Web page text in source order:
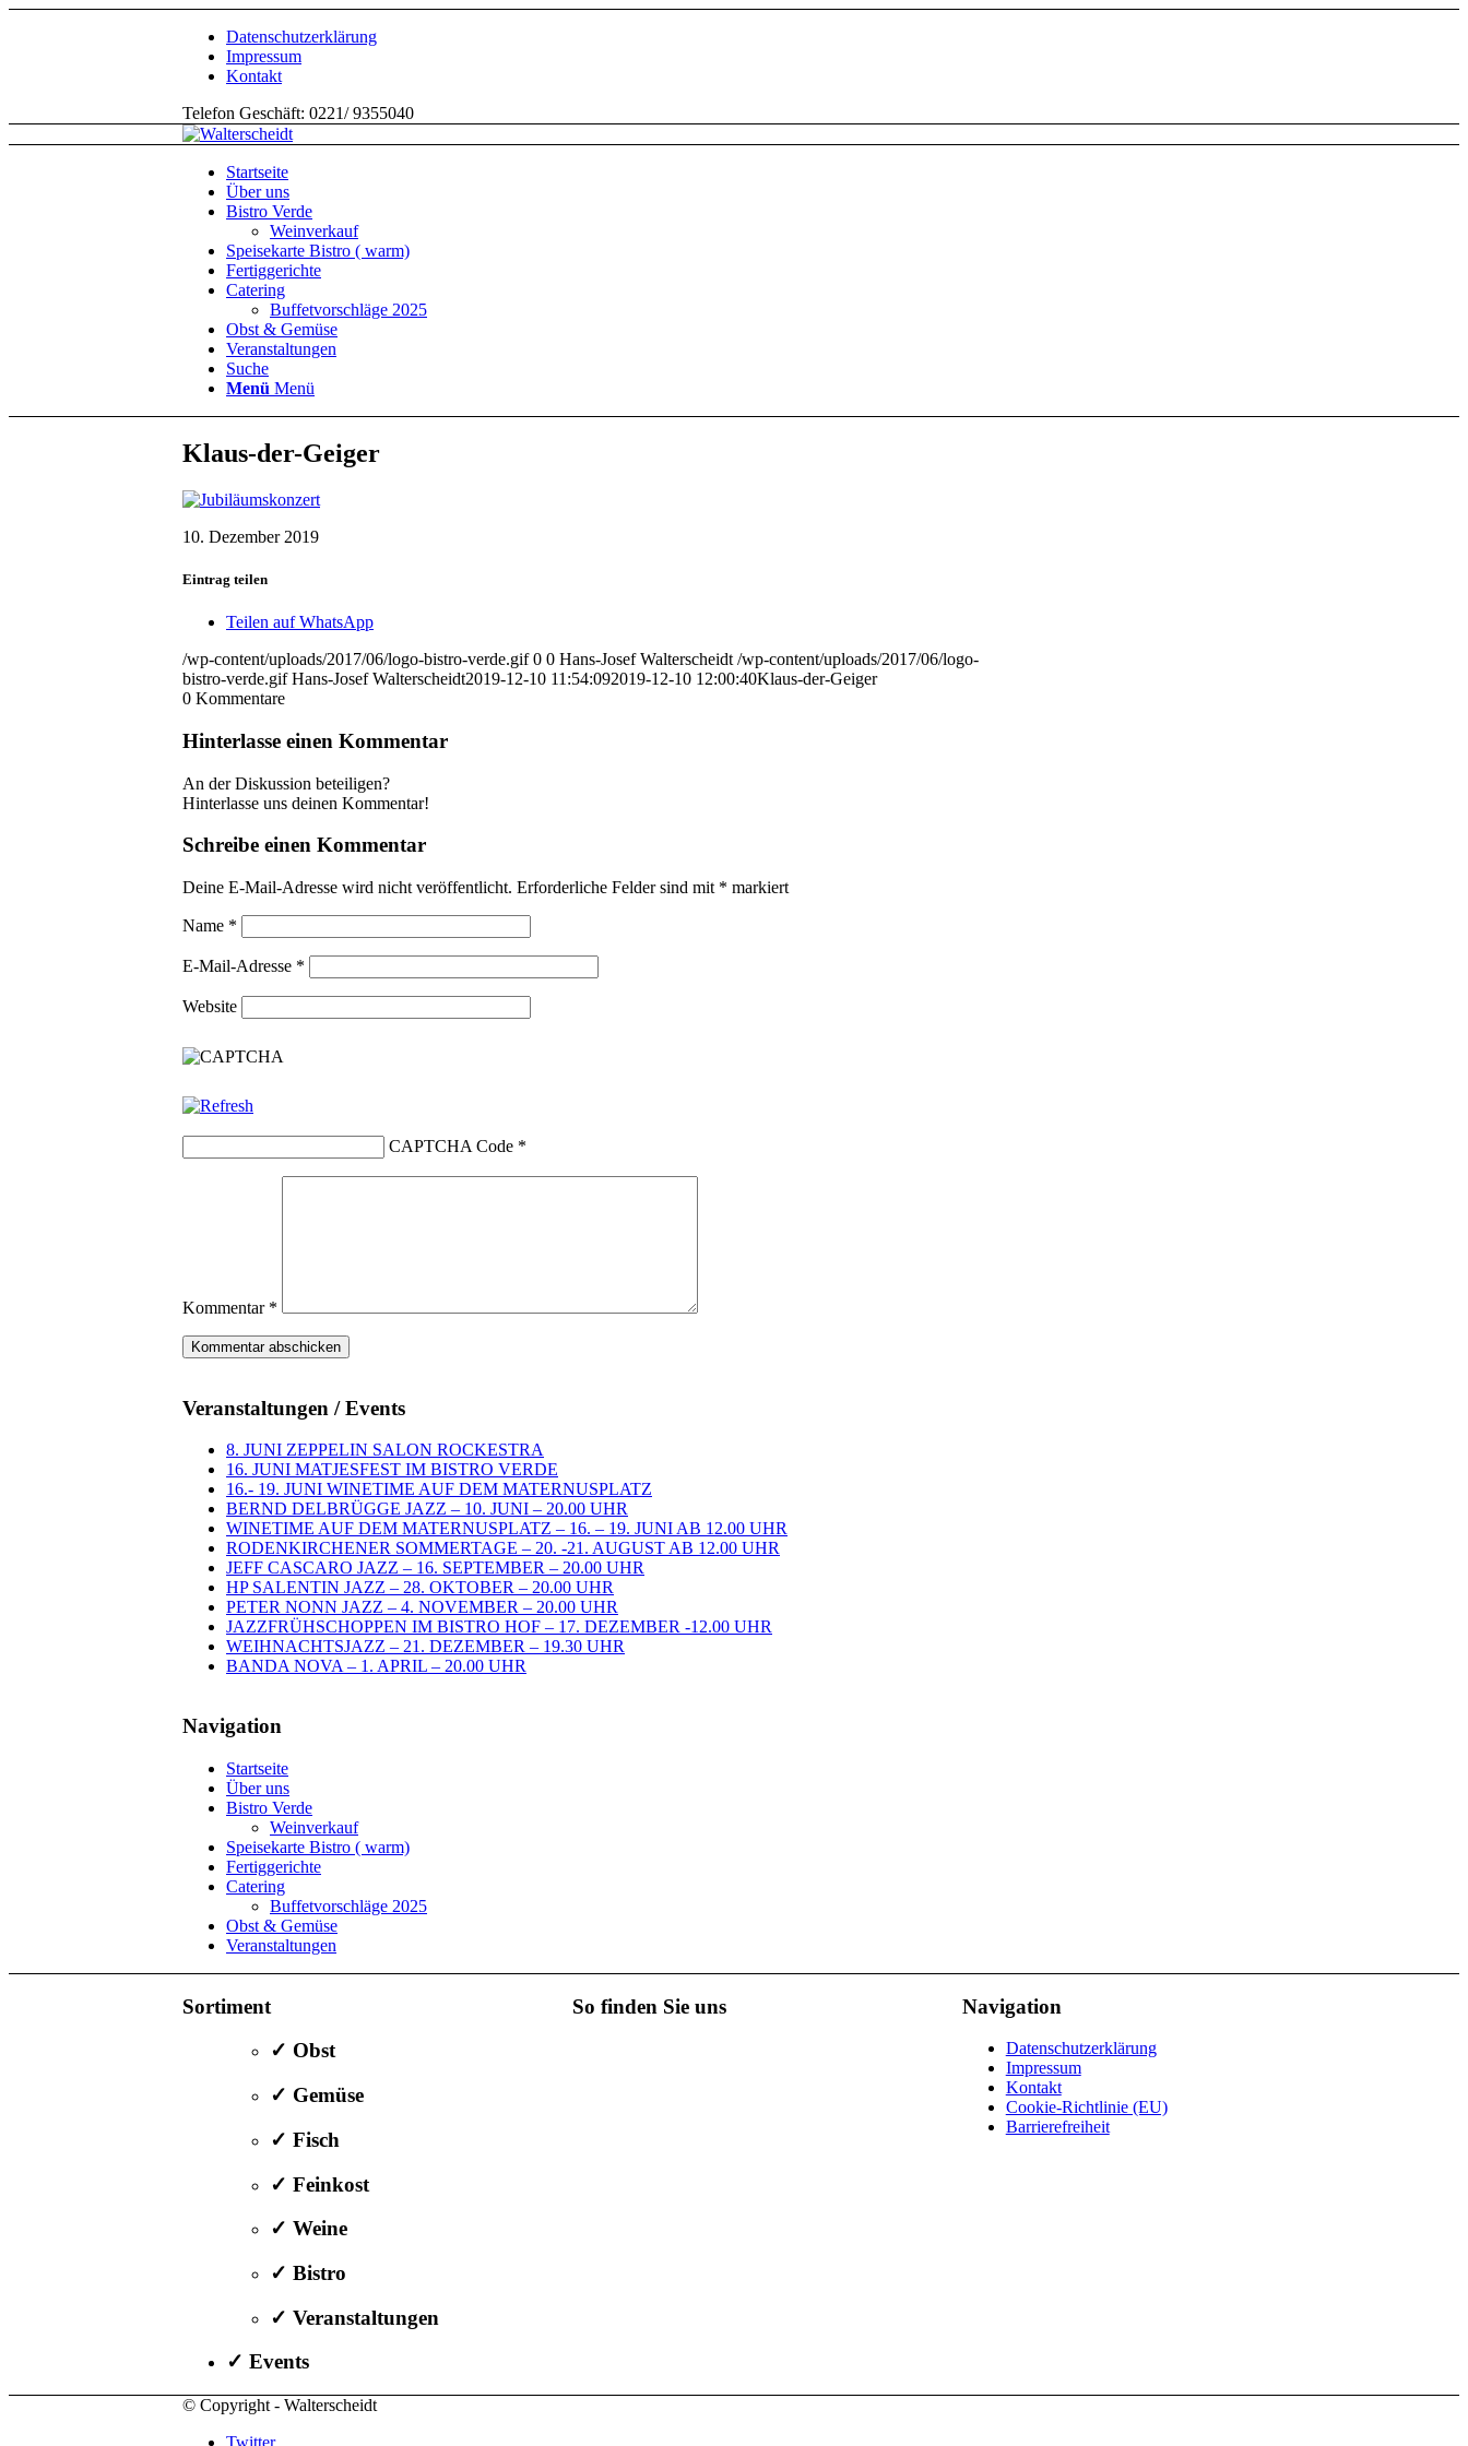
Datenschutzerklärung
Impressum
Kontakt
Telefon Geschäft: 0221/ 9355040
Startseite
Über uns
Bistro Verde
Weinverkauf
Speisekarte Bistro ( warm)
Fertiggerichte
Catering
Buffetvorschläge 2025
Obst & Gemüse
Veranstaltungen
Suche
Menü Menü
Klaus-der-Geiger
10. Dezember 2019
Eintrag teilen
Teilen auf WhatsApp
/wp-content/uploads/2017/06/logo-bistro-verde.gif 0 0 Hans-Josef Walterscheidt /wp-content/uploads/2017/06/logo-
bistro-verde.gif Hans-Josef Walterscheidt2019-12-10 11:54:092019-12-10 12:00:40Klaus-der-Geiger
0 Kommentare
Hinterlasse einen Kommentar
An der Diskussion beteiligen?
Hinterlasse uns deinen Kommentar!
Schreibe einen Kommentar
Deine E-Mail-Adresse wird nicht veröffentlicht. Erforderliche Felder sind mit * markiert
Name *
E-Mail-Adresse *
Website
CAPTCHA Code *
Kommentar *
Veranstaltungen / Events
8. JUNI ZEPPELIN SALON ROCKESTRA
16. JUNI MATJESFEST IM BISTRO VERDE
16.- 19. JUNI WINETIME AUF DEM MATERNUSPLATZ
BERND DELBRÜGGE JAZZ – 10. JUNI – 20.00 UHR
WINETIME AUF DEM MATERNUSPLATZ – 16. – 19. JUNI AB 12.00 UHR
RODENKIRCHENER SOMMERTAGE – 20. -21. AUGUST AB 12.00 UHR
JEFF CASCARO JAZZ – 16. SEPTEMBER – 20.00 UHR
HP SALENTIN JAZZ – 28. OKTOBER – 20.00 UHR
PETER NONN JAZZ – 4. NOVEMBER – 20.00 UHR
JAZZFRÜHSCHOPPEN IM BISTRO HOF – 17. DEZEMBER -12.00 UHR
WEIHNACHTSJAZZ – 21. DEZEMBER – 19.30 UHR
BANDA NOVA – 1. APRIL – 20.00 UHR
Navigation
Startseite
Über uns
Bistro Verde
Weinverkauf
Speisekarte Bistro ( warm)
Fertiggerichte
Catering
Buffetvorschläge 2025
Obst & Gemüse
Veranstaltungen
Sortiment
✓ Obst
✓ Gemüse
✓ Fisch
✓ Feinkost
✓ Weine
✓ Bistro
✓ Veranstaltungen
✓ Events
So finden Sie uns Navigation
Datenschutzerklärung
Impressum
Kontakt
Cookie-Richtlinie (EU)
Barrierefreiheit
© Copyright - Walterscheidt
Twitter